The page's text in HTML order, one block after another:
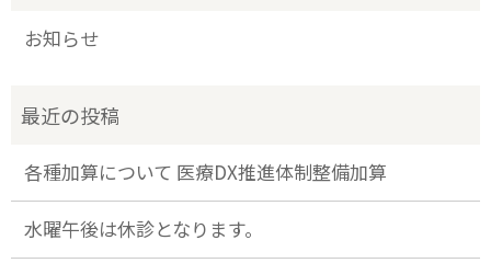
お知らせ
各種加算について 医療DX推進体制整備加算
水曜午後は休診となります。